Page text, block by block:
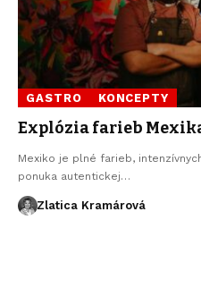
GASTRO KONCEPTY
Explózia farieb
Mexiko je plné farieb,
ponuka autentickej…
Zlatica Kramárová